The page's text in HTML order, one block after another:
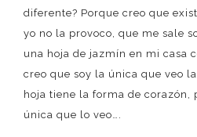
diferente? Porque creo que
yo no la provoco, que me sale
una hoja de jazmín en mi casa
creo que soy la única que veo
hoja tiene la forma de corazón,
única que lo veo….